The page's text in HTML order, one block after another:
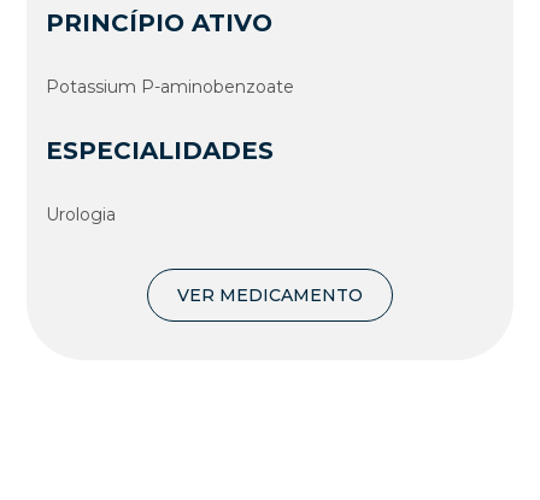
PRINCÍPIO ATIVO
Potassium P-aminobenzoate
ESPECIALIDADES
Urologia
VER MEDICAMENTO